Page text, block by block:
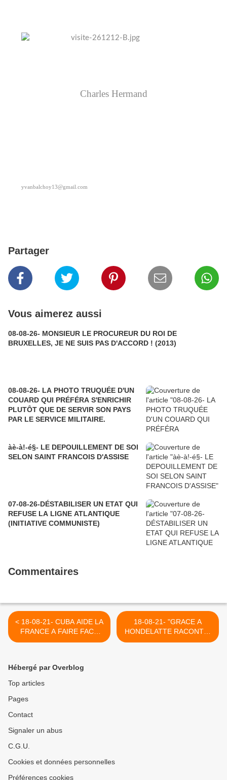
Charles Hermand
yvanbalchoy13@gmail.com
Partager
Vous aimerez aussi
08-08-26- MONSIEUR LE PROCUREUR DU ROI DE
BRUXELLES, JE NE SUIS PAS D'ACCORD ! (2013)
08-08-26- LA PHOTO TRUQUÉE D'UN
COUARD QUI PRÉFÉRA S'ENRICHIR
PLUTÔT QUE DE SERVIR SON PAYS
PAR LE SERVICE MILITAIRE.
àè-à!-é§- LE DEPOUILLEMENT DE SOI
SELON SAINT FRANCOIS D'ASSISE
07-08-26-DÉSTABILISER UN ETAT QUI
REFUSE LA LIGNE ATLANTIQUE
(INITIATIVE COMMUNISTE)
Commentaires
< 18-08-21- CUBA AIDE LA
FRANCE A FAIRE FACE
AUX BESOINS MEDICAUX
18-08-21- "GRACE A
HONDELATTE RACONTE"
EXCELLENT EXAMEN
Hébergé par Overblog
Top articles
Pages
Contact
Signaler un abus
C.G.U.
Cookies et données personnelles
Préférences cookies